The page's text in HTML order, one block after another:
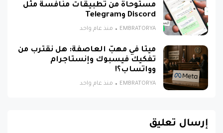
مستوحاة من تطبيقات منافسة مثل
Discord وTelegram
EMBRATORYA منذ عام واحد
ميتا في مهبّ العاصفة: هل نقترب من
تفكيك فيسبوك وإنستاجرام
وواتساب؟!
EMBRATORYA منذ عام واحد
إرسال تعليق